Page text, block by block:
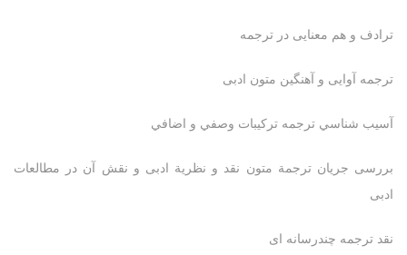
ترادف و هم معنایی در ترجمه
ترجمه آوایی و آهنگین متون ادبی
آسيب شناسي ترجمه تركيبات وصفي و اضافي
بررسی جريان ترجمة متون نقد و نظریة ادبی و نقش آن در مطالعات
ادبی
نقد ترجمه چندرسانه ای